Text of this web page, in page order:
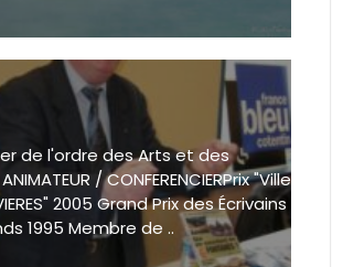
de l'ordre des Arts et des
/ CONFERENCIERPrix "Ville
2005 Grand Prix des Écrivains
1995 Membre de ..